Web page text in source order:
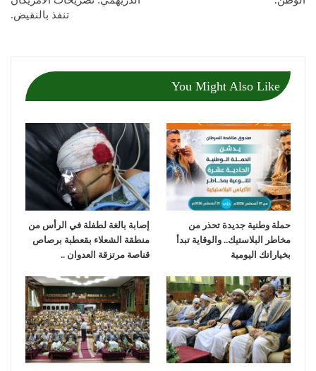
تنفذ بالنقيض.
You Might Also Like
حملة وطنية جديدة تحذر من
مخاطر البلاستيك.. والوقاية تبدأ
بخياراتك اليومية
إصابة بالغة لطفلة في الرأس من
منطقة الشعلاء بقعطبة برصاص
قناصة مرتزقة العدوان ..